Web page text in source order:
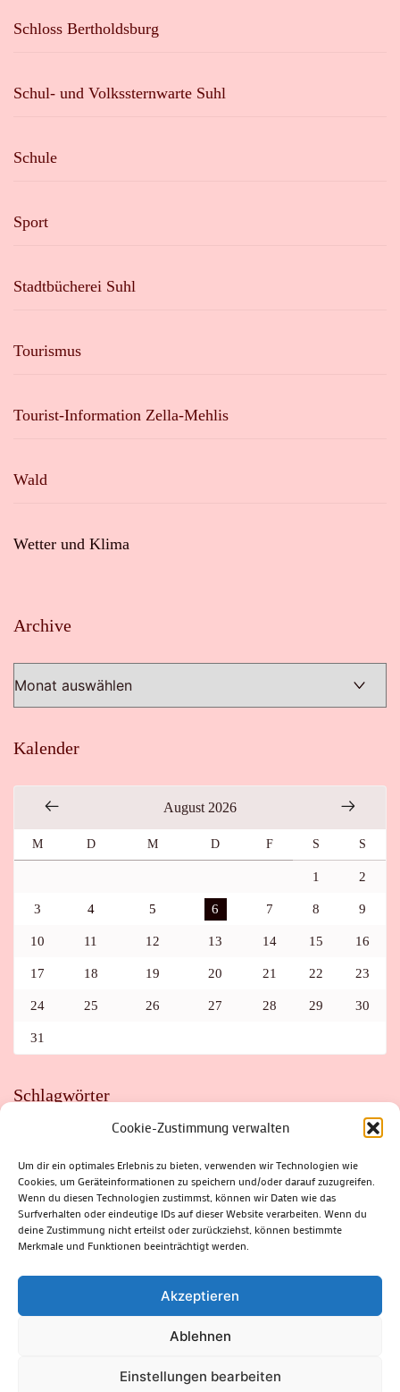
Cookie-Zustimmung verwalten
Um dir ein optimales Erlebnis zu bieten, verwenden wir Technologien wie
Cookies, um Geräteinformationen zu speichern und/oder darauf zuzugreifen.
Wenn du diesen Technologien zustimmst, können wir Daten wie das
Surfverhalten oder eindeutige IDs auf dieser Website verarbeiten. Wenn du
deine Zustimmung nicht erteilst oder zurückziehst, können bestimmte
Merkmale und Funktionen beeinträchtigt werden.
Akzeptieren
Ablehnen
Einstellungen bearbeiten
Schloss Bertholdsburg
Schul- und Volkssternwarte Suhl
Schule
Sport
Stadtbücherei Suhl
Tourismus
Tourist-Information Zella-Mehlis
Wald
Wetter und Klima
Archive
Kalender
August 2026
M D M D F S S
1 2
3 4 5 6 7 8 9
10 11 12 13 14 15 16
17 18 19 20 21 22 23
24 25 26 27 28 29 30
31
Schlagwörter
FAHRRAD
FLOHMARKT FOLK GEWINNSPIEL
HITZE
HITZEFALLE AUTO
IRISH DANCE JAZZ
KABARETT
KINDER
KIRMES KLASSIK
KLEINE SUHLER REIHE
KRIMI
KULTUR LESUNG LOTTO
MEININGEN
PARASITEN
PILZE SCHLEUSINGEN
SCHULWEG
SOMMERFERIEN
SPORT SRH
STADTFEST
STADTMARKETING
STRASSENSPERRUNG
SUHL
SUHLER FRÜHLING
SUHLER STADTMARKETING
THÜRINGER WALD
ZELLA-MEHLIS
(c) Rhön-Rennsteig-Verlag 2024. Alle Rechte vorbehalten.